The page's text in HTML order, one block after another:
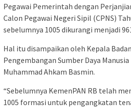
Pegawai Pemerintah dengan
Calon Pegawai Negeri Sipil (CPNS)
sebelumnya 1005 dikurangi menjadi
Hal itu disampaikan oleh Kepala
Pengembangan Sumber Daya Manusia
Muhammad Ahkam Basmin.
“Sebelumnya KemenPAN RB telah
1005 formasi untuk pengangkatan